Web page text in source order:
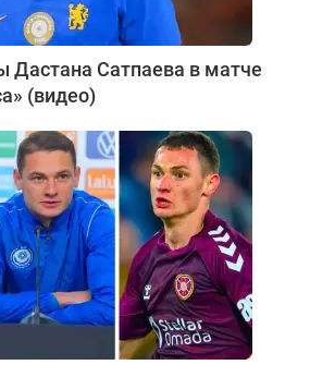
Сатпаева в матче
(видео)